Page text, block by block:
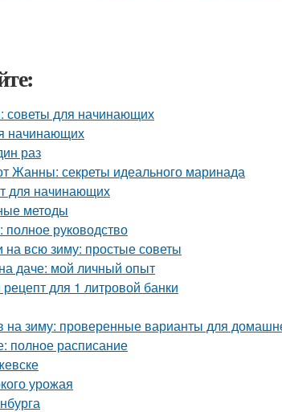
советы для начинающих
начинающих
раз
Жанны: секреты идеального маринада
для начинающих
методы
руководство
на всю зиму: простые советы
даче: мой личный опыт
для 1 литровой банки
зиму: проверенные варианты для
полное расписание
урожая